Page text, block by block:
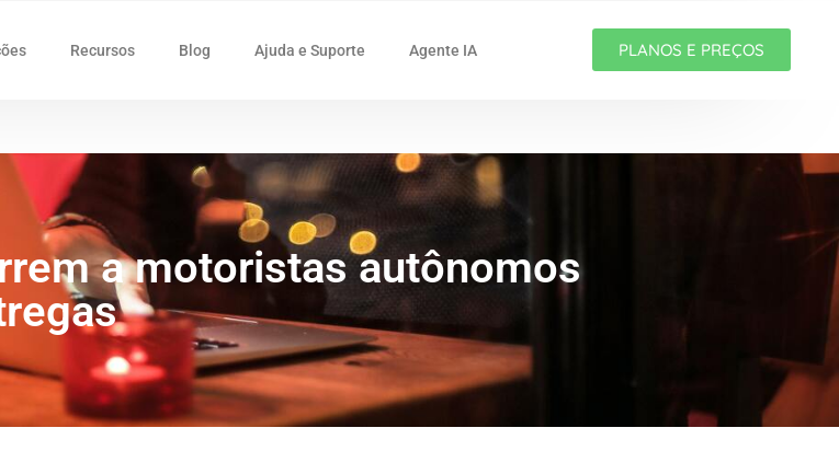
Recursos Blog Ajuda e Suporte Agente IA PLANOS E PREÇOS
a motoristas autônomos